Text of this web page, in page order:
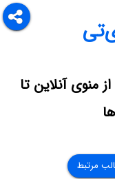
منوی آنلاین تا
مرتبط